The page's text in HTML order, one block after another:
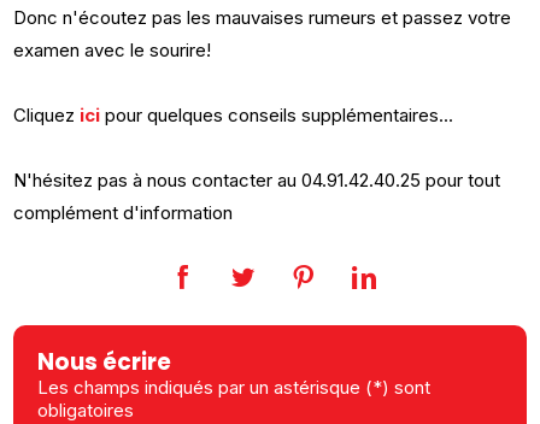
Donc n'écoutez pas les mauvaises rumeurs et passez votre
examen avec le sourire!
Cliquez icipour quelques conseils supplémentaires...
N'hésitez pas à nous contacter au 04.91.42.40.25 pour tout
complément d'information
Nous écrire
Les champs indiqués par un astérisque (*) sont
obligatoires